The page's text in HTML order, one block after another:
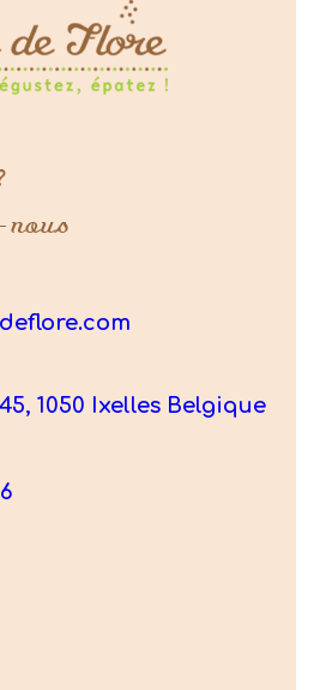
1050 Ixelles Belgique